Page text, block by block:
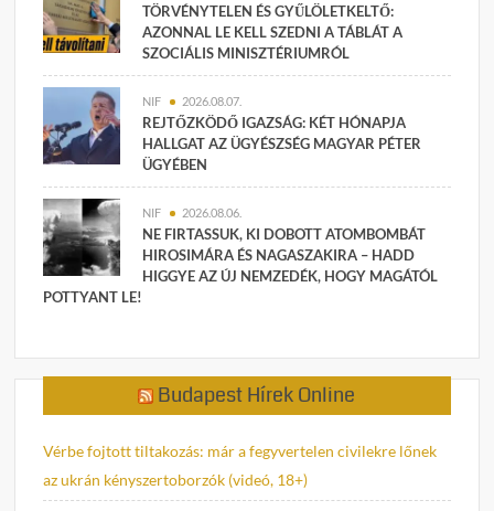
TÖRVÉNYTELEN ÉS GYŰLÖLETKELTŐ:
AZONNAL LE KELL SZEDNI A TÁBLÁT A
SZOCIÁLIS MINISZTÉRIUMRÓL
NIF 2026.08.07.
REJTŐZKÖDŐ IGAZSÁG: KÉT HÓNAPJA
HALLGAT AZ ÜGYÉSZSÉG MAGYAR PÉTER
ÜGYÉBEN
NIF 2026.08.06.
NE FIRTASSUK, KI DOBOTT ATOMBOMBÁT
HIROSIMÁRA ÉS NAGASZAKIRA – HADD
HIGGYE AZ ÚJ NEMZEDÉK, HOGY MAGÁTÓL
POTTYANT LE!
Budapest Hírek Online
Vérbe fojtott tiltakozás: már a fegyvertelen civilekre lőnek
az ukrán kényszertoborzók (videó, 18+)